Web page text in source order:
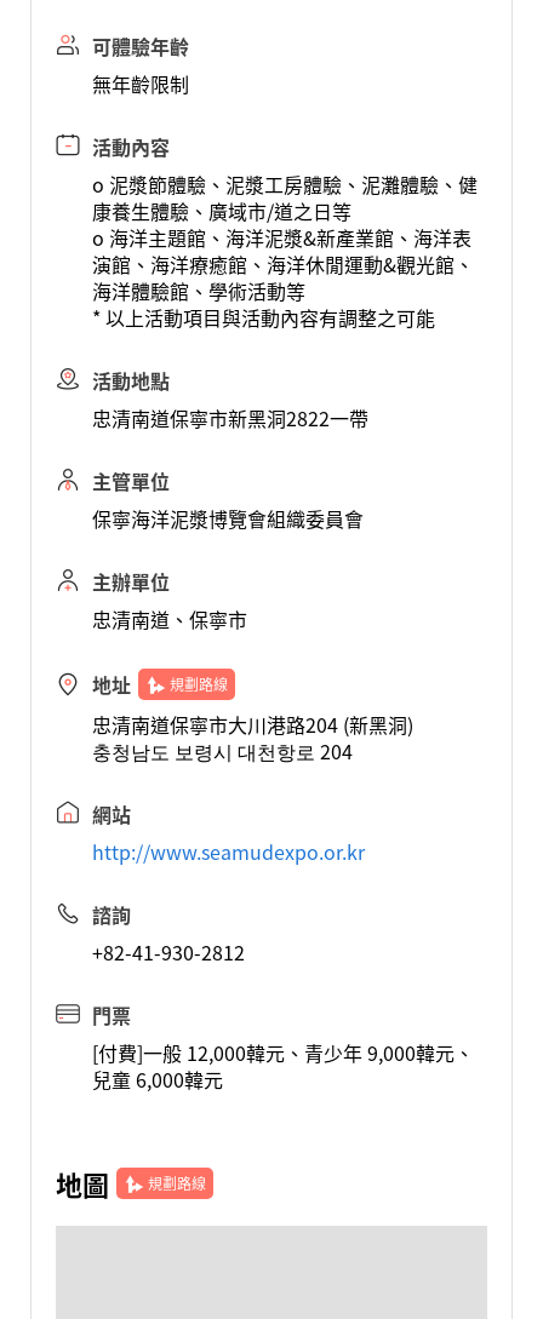
可體驗年齡
無年齡限制
活動內容
o 泥漿節體驗、泥漿工房體驗、泥灘體驗、健
康養生體驗、廣域市/道之日等
o 海洋主題館、海洋泥漿&新產業館、海洋表
演館、海洋療癒館、海洋休閒運動&觀光館、
海洋體驗館、學術活動等
* 以上活動項目與活動內容有調整之可能
活動地點
忠清南道保寧市新黑洞2822一帶
主管單位
保寧海洋泥漿博覽會組織委員會
主辦單位
忠清南道、保寧市
地址 規劃路線
忠清南道保寧市大川港路204 (新黑洞)
충청남도 보령시 대천항로 204
網站
http://www.seamudexpo.or.kr
諮詢
+82-41-930-2812
門票
[付費]一般 12,000韓元、青少年 9,000韓元、
兒童 6,000韓元
地圖 規劃路線